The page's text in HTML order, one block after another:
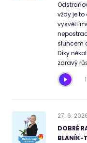
vždy je
sluncem
Díky
zdravý
27. 6.
DOBRÉ